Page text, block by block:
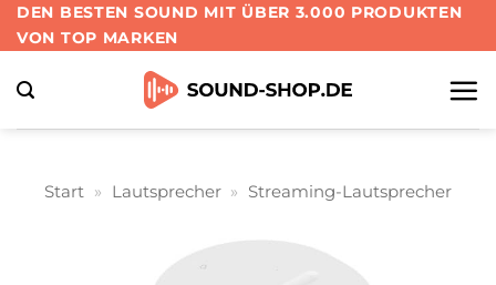
Zum
Inhalt
springen
DEN BESTEN SOUND MIT ÜBER 3.000 PRODUKTEN
VON TOP MARKEN
Start » Lautsprecher » Streaming-Lautsprecher